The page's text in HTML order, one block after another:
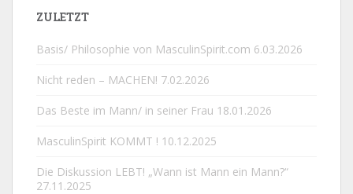
ZULETZT
Basis/ Philosophie von MasculinSpirit.com 6.03.2026
Nicht reden – MACHEN! 7.02.2026
Das Beste im Mann/ in seiner Frau 18.01.2026
MasculinSpirit KOMMT ! 10.12.2025
Die Diskussion LEBT! „Wann ist Mann ein Mann?“
27.11.2025